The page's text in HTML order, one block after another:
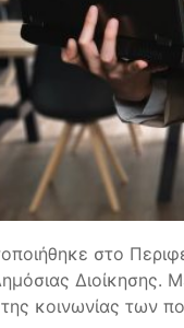
στο
κοινωνίας των